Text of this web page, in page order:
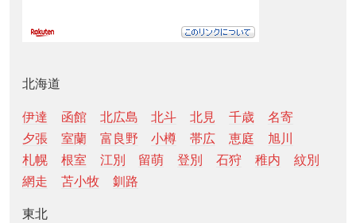
北海道
伊達 函館 北広島 北斗 北見 千歳
名寄
夕張
室蘭 富良野 小樽 帯広 恵庭
旭川
札幌
根室 江別 留萌 登別 石狩 稚内
紋別
網走
苫小牧 釧路
東北